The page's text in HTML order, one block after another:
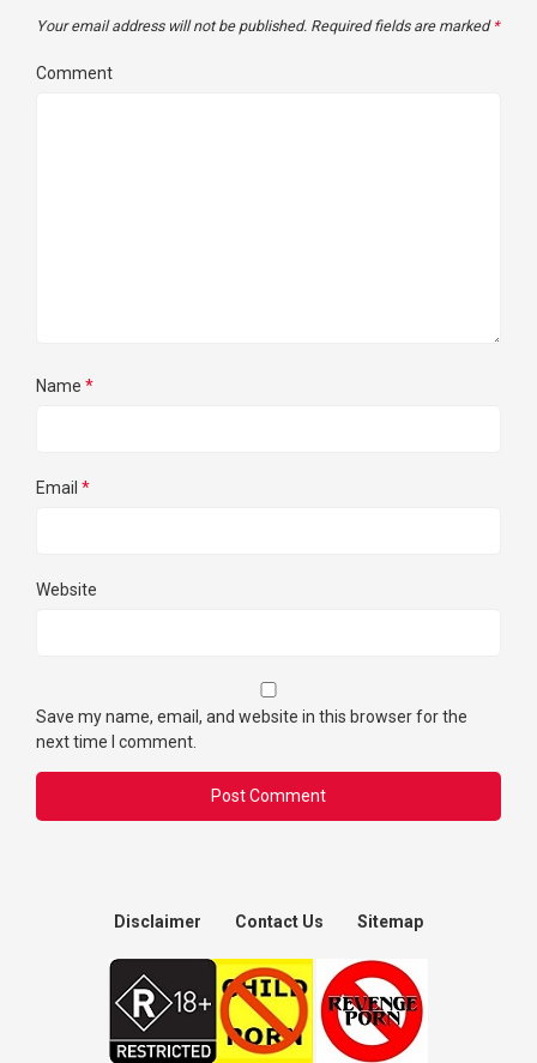
Your email address will not be published. Required fields are marked *
Comment
Name *
Email *
Website
Save my name, email, and website in this browser for the
next time I comment.
Disclaimer Contact Us Sitemap